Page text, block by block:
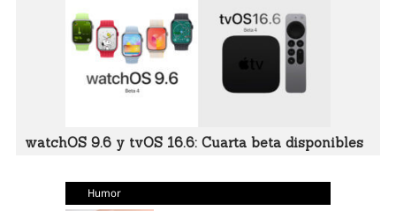
watchOS 9.6 y tvOS 16.6: Cuarta beta disponibles
Humor